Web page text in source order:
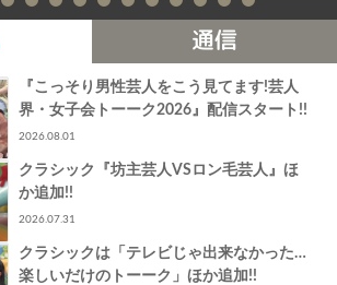
CLUB通信
『こっそり男性芸人をこう見てます!芸人
界・女子会トーーク2026』配信スタート!!
2026.08.01
クラシック『坊主芸人VSロン毛芸人』ほ
か追加!!
2026.07.31
クラシックは「テレビじゃ出来なかった…
楽しいだけのトーーク」ほか追加!!